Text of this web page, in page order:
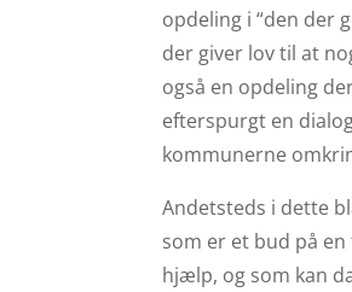
opdeling i “den der
der giver lov til at
også en opdeling
efterspurgt en
kommunerne
Andetsteds i dette
som er et bud på
hjælp, og som kan